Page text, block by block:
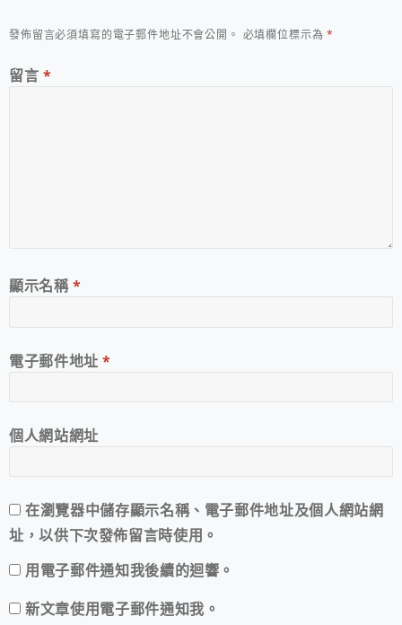
發佈留言必須填寫的電子郵件地址不會公開。 必填欄位標示為*
留言 *
顯示名稱*
電子郵件地址*
個人網站網址
在瀏覽器中儲存顯示名稱、電子郵件地址及個人網站網
址，以供下次發佈留言時使用。
用電子郵件通知我後續的迴響。
新文章使用電子郵件通知我。